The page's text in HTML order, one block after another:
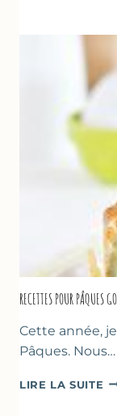
RECETTES POUR PÂQUES
Cette année,
Pâques. Nous…
LIRE LA SUITE